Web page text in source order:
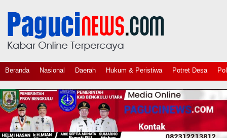
Beranda Nasional Daerah Hukum & Peristiwa Potret Desa